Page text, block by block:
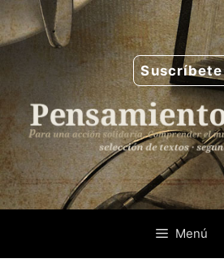
Saltar
al
contenido
Suscríbete
Menú